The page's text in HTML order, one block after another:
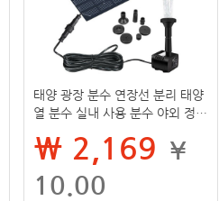
태양 광장 분수 연장선 분리 태양
열 분수 실내 사용 분수 야외 정원
₩ 2,169 ¥
10.00